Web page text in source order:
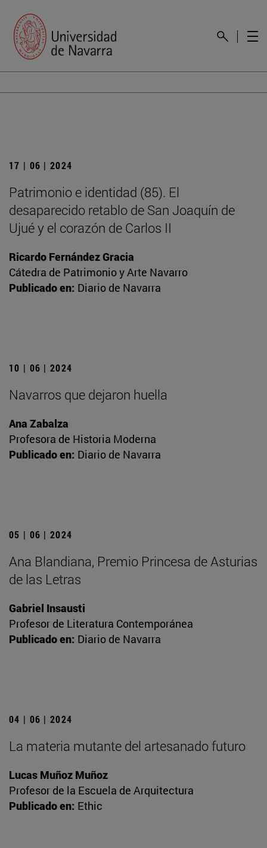
17 | 06 | 2024
Patrimonio e identidad (85). El
desaparecido retablo de San Joaquín de
Ujué y el corazón de Carlos II
Ricardo Fernández Gracia
Cátedra de Patrimonio y Arte Navarro
Publicado en: Diario de Navarra
10 | 06 | 2024
Navarros que dejaron huella
Ana Zabalza
Profesora de Historia Moderna
Publicado en: Diario de Navarra
05 | 06 | 2024
Ana Blandiana, Premio Princesa de Asturias
de las Letras
Gabriel Insausti
Profesor de Literatura Contemporánea
Publicado en: Diario de Navarra
04 | 06 | 2024
La materia mutante del artesanado futuro
Lucas Muñoz Muñoz
Profesor de la Escuela de Arquitectura
Publicado en: Ethic